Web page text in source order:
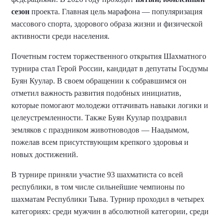
сезон проекта. Главная цель марафона — популяризация
массового спорта, здорового образа жизни и физической
активности среди населения.
Почетным гостем торжественного открытия Шахматного
турнира стал Герой России, кандидат в депутаты Госдумы
Буян Куулар. В своем обращении к собравшимся он
отметил важность развития подобных инициатив,
которые помогают молодежи оттачивать навыки логики и
целеустремленности. Также Буян Куулар поздравил
земляков с праздником животноводов — Наадымом,
пожелав всем присутствующим крепкого здоровья и
новых достижений.
В турнире приняли участие 93 шахматиста со всей
республики, в том числе сильнейшие чемпионы по
шахматам Республики Тыва. Турнир проходил в четырех
категориях: среди мужчин в абсолютной категории, среди